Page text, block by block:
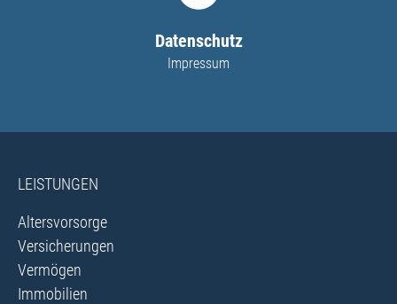
Datenschutz
Impressum
LEISTUNGEN
Altersvorsorge
Versicherungen
Vermögen
Immobilien